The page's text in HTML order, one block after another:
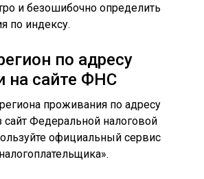
и безошибочно определить
по индексу.
по адресу
на сайте ФНС
проживания по адресу
сайт Федеральной налоговой
официальный сервис